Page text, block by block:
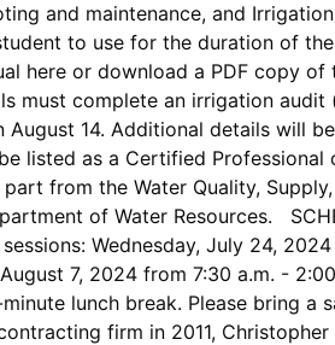
and maintenance, and
to use for the duration of
here or download a PDF copy
must complete an irrigation audit
August 14. Additional details will
listed as a Certified Professional
from the Water Quality,
of Water Resources.
Wednesday, July 24,
7, 2024 from 7:30 a.m. -
lunch break. Please bring a
firm in 2011,